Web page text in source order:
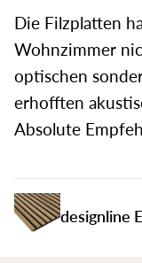
Die Filzplatten
Wohnzimmer
optischen
erhofften
Absolute
designline